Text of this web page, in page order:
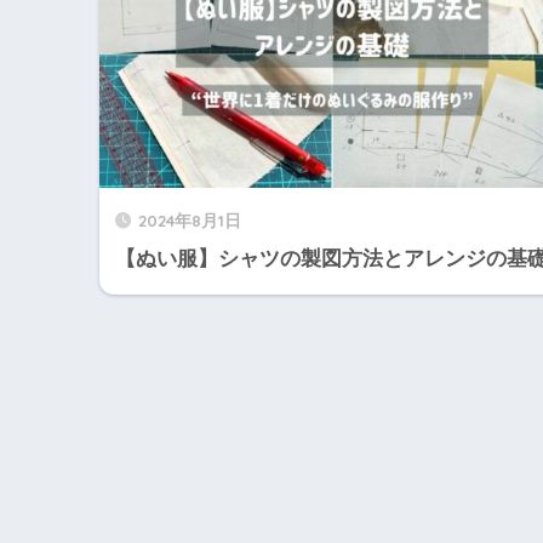
2024年8月1日
【ぬい服】シャツの製図方法とアレンジの基